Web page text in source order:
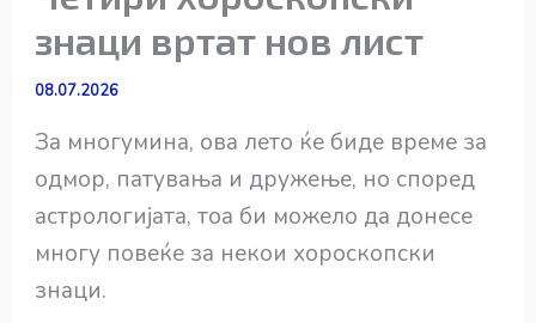
знаци вртат нов лист
08.07.2026
За многумина, ова лето ќе биде време за
одмор, патувања и дружење, но според
астрологијата, тоа би можело да донесе
многу повеќе за некои хороскопски
знаци.